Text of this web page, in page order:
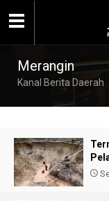
Merangin
Kanal Berita Daerah